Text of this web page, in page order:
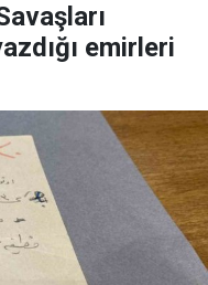
emirleri